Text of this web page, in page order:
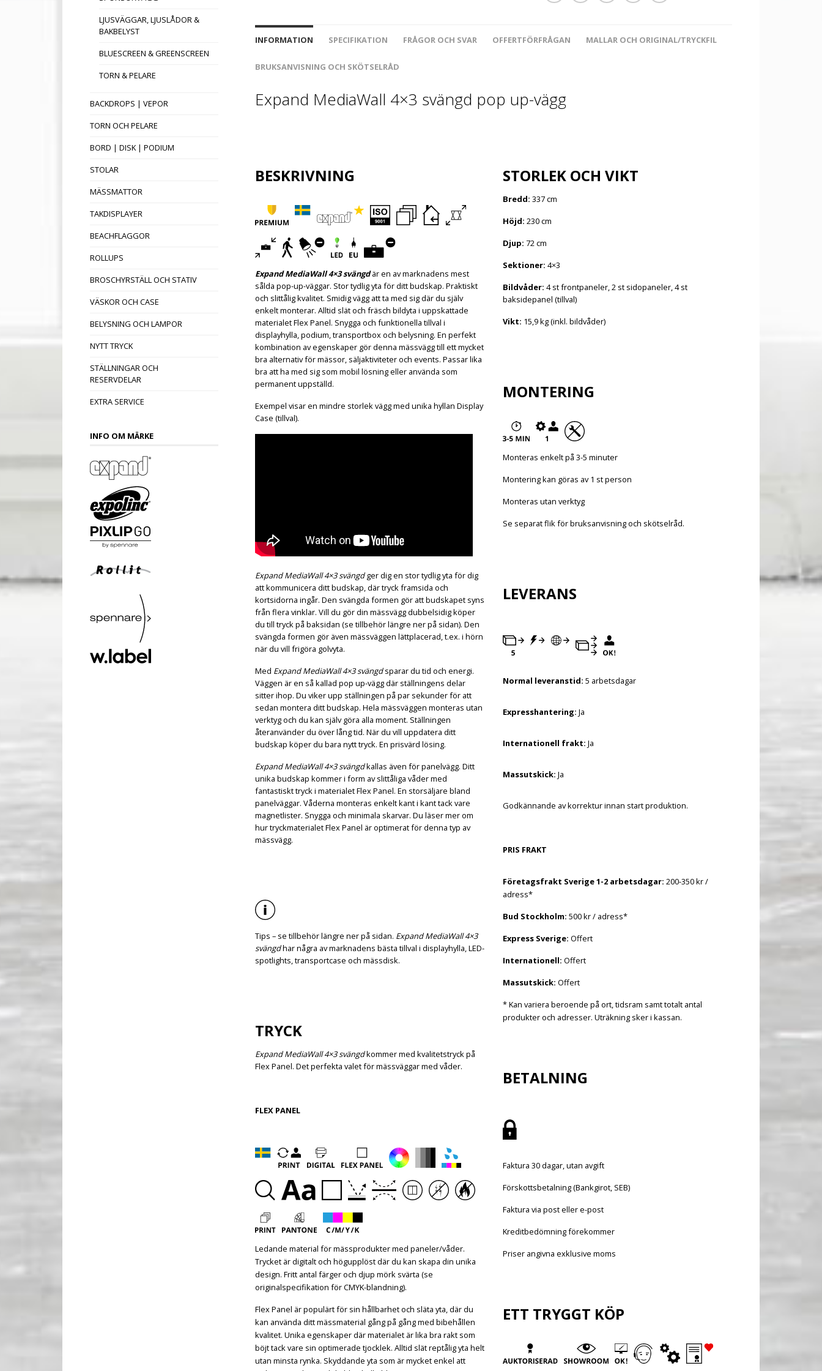
LJUSVÄGGAR, LJUSLÅDOR &
BAKBELYST
BLUESCREEN & GREENSCREEN
TORN & PELARE
BACKDROPS | VEPOR
TORN OCH PELARE
BORD | DISK | PODIUM
STOLAR
MÄSSMATTOR
TAKDISPLAYER
BEACHFLAGGOR
ROLLUPS
BROSCHYRSTÄLL OCH STATIV
VÄSKOR OCH CASE
BELYSNING OCH LAMPOR
NYTT TRYCK
STÄLLNINGAR OCH
RESERVDELAR
EXTRA SERVICE
INFO OM MÄRKE
INFORMATION SPECIFIKATION FRÅGOR OCH SVAR OFFERTFÖRFRÅGAN MALLAR OCH ORIGINAL/TRYCKFIL
BRUKSANVISNING OCH SKÖTSELRÅD
Expand MediaWall 4×3 svängd pop up-vägg
BESKRIVNING
Expand MediaWall 4×3 svängdär en av marknadens mest
sålda pop-up-väggar. Stor tydlig yta för ditt budskap. Praktiskt
och slittålig kvalitet. Smidig vägg att ta med sig där du själv
enkelt monterar. Alltid slät och fräsch bildyta i uppskattade
materialet Flex Panel. Snygga och funktionella tillval i
displayhylla, podium, transportbox och belysning. En perfekt
kombination av egenskaper gör denna mässvägg till ett mycket
bra alternativ för mässor, säljaktiviteter och events. Passar lika
bra att ha med sig som mobil lösning eller använda som
permanent uppställd.
Exempel visar en mindre storlek vägg med unika hyllan Display
Case (tillval).
Expand MediaWall 4×3 svängdger dig en stor tydlig yta för dig
att kommunicera ditt budskap, där tryck framsida och
kortsidorna ingår. Den svängda formen gör att budskapet syns
från flera vinklar. Vill du gör din mässvägg dubbelsidig köper
du till tryck på baksidan (se tillbehör längre ner på sidan). Den
svängda formen gör även mässväggen lättplacerad, t.ex. i hörn
när du vill frigöra golvyta.
Med Expand MediaWall 4×3 svängdsparar du tid och energi.
Väggen är en så kallad pop up-vägg där ställningens delar
sitter ihop. Du viker upp ställningen på par sekunder för att
sedan montera ditt budskap. Hela mässväggen monteras utan
verktyg och du kan själv göra alla moment. Ställningen
återanvänder du över lång tid. När du vill uppdatera ditt
budskap köper du bara nytt tryck. En prisvärd lösing.
Expand MediaWall 4×3 svängdkallas även för panelvägg. Ditt
unika budskap kommer i form av slittåliga våder med
fantastiskt tryck i materialet Flex Panel. En storsäljare bland
panelväggar. Våderna monteras enkelt kant i kant tack vare
magnetlister. Snygga och minimala skarvar. Du läser mer om
hur tryckmaterialet Flex Panel är optimerat för denna typ av
mässvägg.
Tips – se tillbehör längre ner på sidan. Expand MediaWall 4×3
svängdhar några av marknadens bästa tillval i displayhylla, LED-
spotlights, transportcase och mässdisk.
TRYCK
Expand MediaWall 4×3 svängdkommer med kvalitetstryck på
Flex Panel. Det perfekta valet för mässväggar med våder.
FLEX PANEL
Ledande material för mässprodukter med paneler/våder.
Trycket är digitalt och högupplöst där du kan skapa din unika
design. Fritt antal färger och djup mörk svärta (se
originalspecifikation för CMYK-blandning).
Flex Panel är populärt för sin hållbarhet och släta yta, där du
kan använda ditt mässmaterial gång på gång med bibehållen
kvalitet. Unika egenskaper där materialet är lika bra rakt som
böjt tack vare sin optimerade tjocklek. Alltid slät reptålig yta helt
utan minsta rynka. Skyddande yta som är mycket enkel att
STORLEK OCH VIKT
Bredd: 337 cm
Höjd: 230 cm
Djup: 72 cm
Sektioner: 4×3
Bildvåder: 4 st frontpaneler, 2 st sidopaneler, 4 st
baksidepanel (tillval)
Vikt: 15,9 kg (inkl. bildvåder)
MONTERING
Monteras enkelt på 3-5 minuter
Montering kan göras av 1 st person
Monteras utan verktyg
Se separat flik för bruksanvisning och skötselråd.
LEVERANS
Normal leveranstid: 5 arbetsdagar
Expresshantering: Ja
Internationell frakt: Ja
Massutskick: Ja
Godkännande av korrektur innan start produktion.
PRIS FRAKT
Företagsfrakt Sverige 1-2 arbetsdagar: 200-350 kr /
adress*
Bud Stockholm: 500 kr / adress*
Express Sverige: Offert
Internationell: Offert
Massutskick: Offert
* Kan variera beroende på ort, tidsram samt totalt antal
produkter och adresser. Uträkning sker i kassan.
BETALNING
Faktura 30 dagar, utan avgift
Förskottsbetalning (Bankgirot, SEB)
Faktura via post eller e-post
Kreditbedömning förekommer
Priser angivna exklusive moms
ETT TRYGGT KÖP